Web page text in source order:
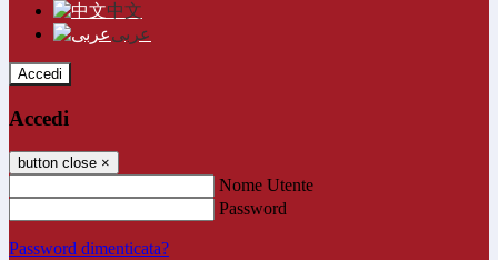
中文
عربى
Accedi
Accedi
button close ×
Nome Utente
Password
Password dimenticata?